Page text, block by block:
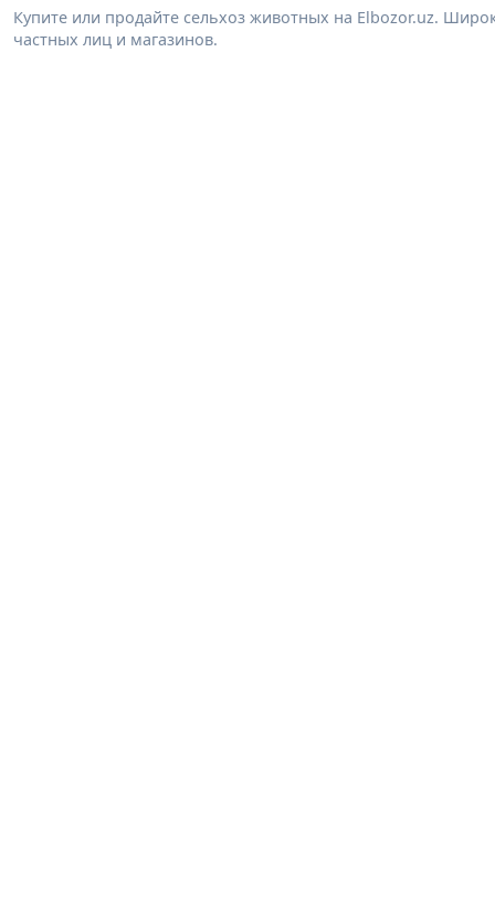
Купите или продайте сельхоз животных на Elbozor.uz.
частных лиц и магазинов.